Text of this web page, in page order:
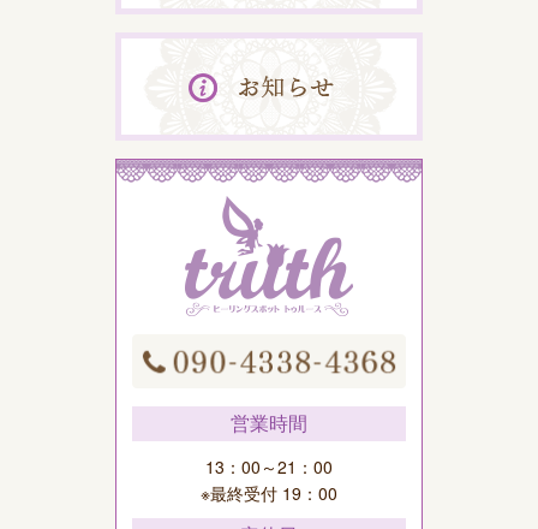
営業時間
13：00～21：00
※最終受付 19：00